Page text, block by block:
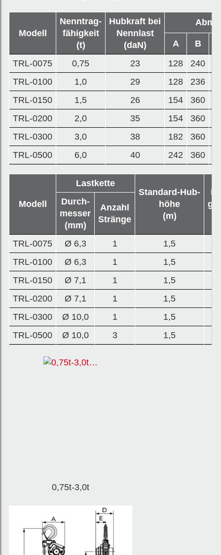
Modell
Nenntrag-
fähigkeit
(t)
Hubkraft bei
Nennlast
(daN)
A B
TRL-0075
0,75 23 128 240
TRL-0100
1,0 29 128 236
TRL-0150
1,5 26 154 360
TRL-0200
2,0 35 154 360
TRL-0300
3,0 38 182 360
TRL-0500
6,0 40 242 360
Modell
Lastkette
Standard-Hub-
höhe
(m)
Durch-
messer
(mm)
Anzahl
Stränge
TRL-0075 Ø 6,3 1 1,5
TRL-0100
Ø 6,3 1 1,5
TRL-0150
Ø 7,1 1 1,5
TRL-0200
Ø 7,1 1 1,5
TRL-0300
Ø 10,0 1 1,5
TRL-0500
Ø 10,0 3 1,5
0,75t-3,0t